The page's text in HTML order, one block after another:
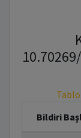
Bildiri